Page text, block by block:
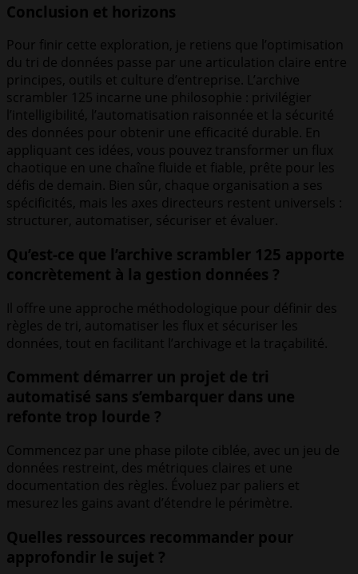
Conclusion et horizons
Pour finir cette exploration, je retiens que l’optimisation
du tri de données passe par une articulation claire entre
principes, outils et culture d’entreprise. L’archive
scrambler 125 incarne une philosophie : privilégier
l’intelligibilité, l’automatisation raisonnée et la sécurité
des données pour obtenir une efficacité durable. En
appliquant ces idées, vous pouvez transformer un flux
chaotique en une chaîne fluide et fiable, prête pour les
défis de demain. Bien sûr, chaque organisation a ses
spécificités, mais les axes directeurs restent universels :
structurer, automatiser, sécuriser et évaluer.
Qu’est-ce que l’archive scrambler 125 apporte
concrètement à la gestion données ?
Il offre une approche méthodologique pour définir des
règles de tri, automatiser les flux et sécuriser les
données, tout en facilitant l’archivage et la traçabilité.
Comment démarrer un projet de tri
automatisé sans s’embarquer dans une
refonte trop lourde ?
Commencez par une phase pilote ciblée, avec un jeu de
données restreint, des métriques claires et une
documentation des règles. Évoluez par paliers et
mesurez les gains avant d’étendre le périmètre.
Quelles ressources recommander pour
approfondir le sujet ?